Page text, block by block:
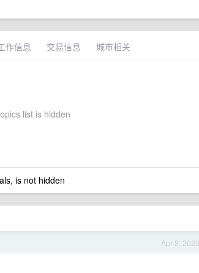
作信息 交易信息 城市相关
list is hidden
is not hidden
Apr 8, 2020